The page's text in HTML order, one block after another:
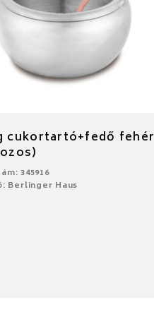
cukortartó+fedő fehér
345916
Berlinger Haus